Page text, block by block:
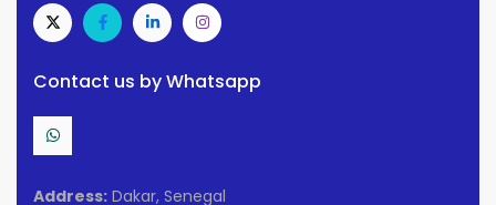
Contact us by Whatsapp
Address: Dakar, Senegal